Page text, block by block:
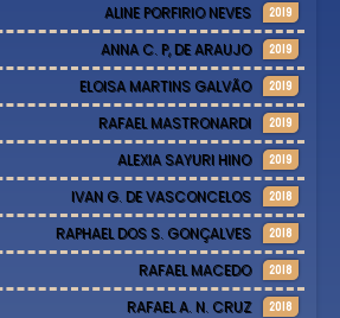
ALINE PORFIRIO NEVES 2019
ANNA C. P, DE ARAUJO 2019
ELOISA MARTINS GALVÃO 2019
RAFAEL MASTRONARDI 2019
ALEXIA SAYURI HINO 2019
IVAN G. DE VASCONCELOS 2018
RAPHAEL DOS S. GONÇALVES 2018
RAFAEL MACEDO 2018
RAFAEL A. N. CRUZ 2018